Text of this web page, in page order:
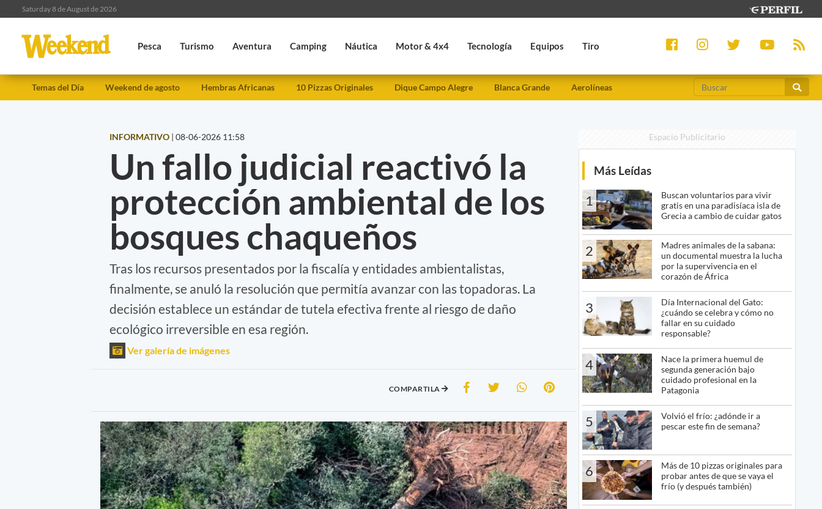
Saturday 8 de August de 2026
Pesca Turismo Aventura Camping Náutica Motor & 4x4 Tecnología Equipos Tiro
Temas del Día Weekend de agosto Hembras Africanas 10 Pizzas Originales Dique Campo Alegre Blanca Grande Aerolíneas
INFORMATIVO | 08-06-2026 11:58
Un fallo judicial reactivó la
protección ambiental de los
bosques chaqueños
Tras los recursos presentados por la fiscalía y entidades ambientalistas,
finalmente, se anuló la resolución que permitía avanzar con las topadoras. La
decisión establece un estándar de tutela efectiva frente al riesgo de daño
ecológico irreversible en esa región.
Ver galería de imágenes
COMPARTILA
Espacio Publicitario
Más Leídas
1
Buscan voluntarios para vivir
gratis en una paradisíaca isla de
Grecia a cambio de cuidar gatos
2
Madres animales de la sabana:
un documental muestra la lucha
por la supervivencia en el
corazón de África
3
Día Internacional del Gato:
¿cuándo se celebra y cómo no
fallar en su cuidado
responsable?
4
Nace la primera huemul de
segunda generación bajo
cuidado profesional en la
Patagonia
5
Volvió el frío: ¿adónde ir a
pescar este fin de semana?
6
Más de 10 pizzas originales para
probar antes de que se vaya el
frío (y después también)